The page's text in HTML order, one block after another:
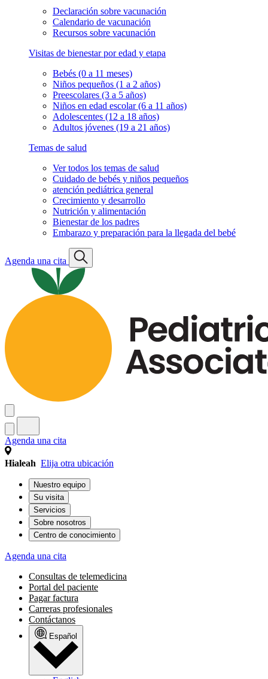
Declaración sobre vacunación
Calendario de vacunación
Recursos sobre vacunación
Visitas de bienestar por edad y etapa
Bebés (0 a 11 meses)
Niños pequeños (1 a 2 años)
Preescolares (3 a 5 años)
Niños en edad escolar (6 a 11 años)
Adolescentes (12 a 18 años)
Adultos jóvenes (19 a 21 años)
Temas de salud
Ver todos los temas de salud
Cuidado de bebés y niños pequeños
atención pediátrica general
Crecimiento y desarrollo
Nutrición y alimentación
Bienestar de los padres
Embarazo y preparación para la llegada del bebé
Agenda una cita
Agenda una cita
Hialeah Elija otra ubicación
Nuestro equipo
Su visita
Servicios
Sobre nosotros
Centro de conocimiento
Agenda una cita
Consultas de telemedicina
Portal del paciente
Pagar factura
Carreras profesionales
Contáctanos
Español